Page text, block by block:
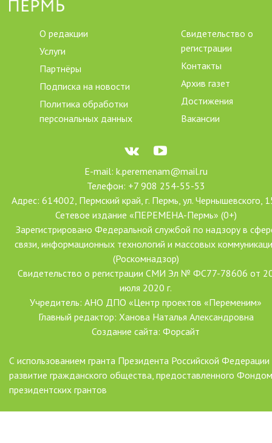
О редакции
Услуги
Партнёры
Подписка на новости
Политика обработки
персональных данных
Свидетельство о
регистрации
Контакты
Архив газет
Достижения
Вакансии
E-mail: k.peremenam@mail.ru
Телефон: +7 908 254-55-53
Адрес: 614002, Пермский край, г. Пермь, ул. Чернышевского,
Сетевое издание «ПЕРЕМЕНА-Пермь» (0+)
Зарегистрировано Федеральной службой по надзору в
связи, информационных технологий и массовых
(Роскомнадзор)
Свидетельство о регистрации СМИ Эл № ФС77-78606 от
июля 2020 г.
Учредитель: АНО ДПО «Центр проектов «Переменим»
Главный редактор: Ханова Наталья Александровна
Создание сайта: Форсайт
С использованием гранта Президента Российской Федерации
развитие гражданского общества, предоставленного Фондом
президентских грантов